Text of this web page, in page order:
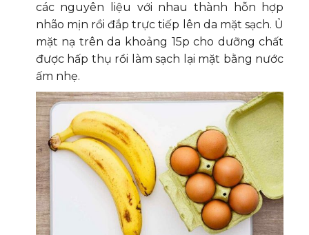
các nguyên liệu với nhau thành hỗn hợp
nhão mịn rồi đắp trực tiếp lên da mặt sạch. Ủ
mặt nạ trên da khoảng 15p cho dưỡng chất
được hấp thụ rồi làm sạch lại mặt bằng nước
ấm nhẹ.